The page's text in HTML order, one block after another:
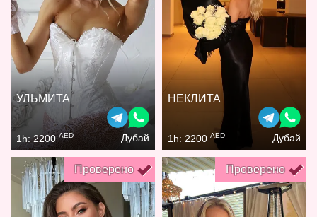
УЛЬМИТА
1h: 2200AED Дубай
НЕКЛИТА
1h: 2200 AED Дубай
Проверено Проверено